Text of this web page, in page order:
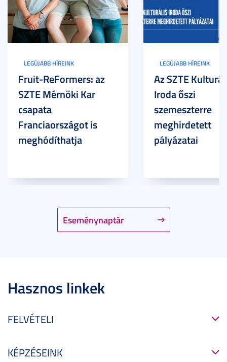
Eseménynaptár
LEGÚJABB HÍREINK
Fruit-ReFormers: az
SZTE Mérnöki Kar
csapata
Franciaországot is
meghódíthatja
LEGÚJABB HÍREINK
Az SZTE
Iroda őszi
szemeszterre
meghirdetett
pályázatai
Hasznos linkek
FELVÉTELI
KÉPZÉSEINK